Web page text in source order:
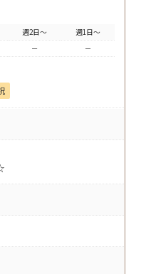
週2日～
週1日～
－ －